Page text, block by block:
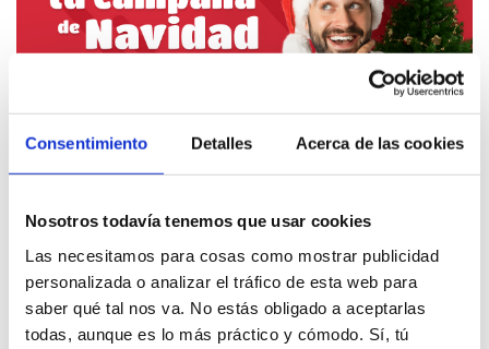
Consentimiento Detalles Acerca de las cookies
Nosotros todavía tenemos que usar cookies
Las necesitamos para cosas como mostrar publicidad
personalizada o analizar el tráfico de esta web para
saber qué tal nos va. No estás obligado a aceptarlas
todas, aunque es lo más práctico y cómodo. Sí, tú
Navidad para sacar el máximo
rendimiento?
Estrategia y negocio| Marketing
28 de noviembre de 2023